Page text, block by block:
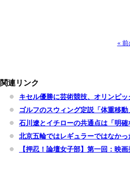
« 前
関連リンク
キセル優勝に芸術競技、オリンピ
ゴルフのスウィング定説「体重移
石川遼とイチローの共通点は「明
北京五輪ではレギュラーではなか
【押忍！論壇女子部】第一回：映